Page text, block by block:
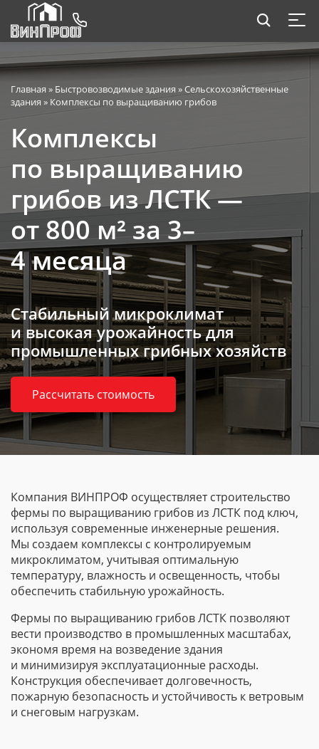
Главная » Быстровозводимые здания »Сельскохозяйственные
здания » Комплексы по выращиванию грибов
Комплексы
по выращиванию
грибов из ЛСТК —
от 800 м² за 3–
4 месяца
Стабильный микроклимат
и высокая урожайность для
промышленных грибных хозяйств
Рассчитать стоимость
Компания ВИНПРОФ осуществляет строительство
фермы по выращиванию грибов из ЛСТК под ключ,
используя современные инженерные решения.
Мы создаем комплексы с контролируемым
микроклиматом, учитывая оптимальную
температуру, влажность и освещенность, чтобы
обеспечить стабильную урожайность.
Фермы по выращиванию грибов ЛСТК позволяют
вести производство в промышленных масштабах,
экономя время на возведение здания
и минимизируя эксплуатационные расходы.
Конструкция обеспечивает долговечность,
пожарную безопасность и устойчивость к ветровым
и снеговым нагрузкам.